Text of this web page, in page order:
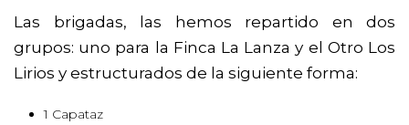
Las brigadas, las hemos repartido en dos
grupos: uno para la Finca La Lanza y el Otro Los
Lirios y estructurados de la siguiente forma:
1 Capataz